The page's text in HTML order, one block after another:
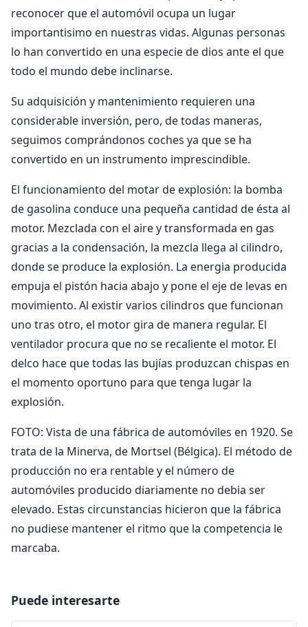
reconocer que el automóvil ocupa un lugar
importantisimo en nuestras vidas. Algunas personas
lo han convertido en una especie de dios ante el que
todo el mundo debe inclinarse.
Su adquisición y mantenimiento requieren una
considerable inversión, pero, de todas maneras,
seguimos comprándonos coches ya que se ha
convertido en un instrumento imprescindible.
El funcionamiento del motar de explosión: la bomba
de gasolina conduce una pequeña cantidad de ésta al
motor. Mezclada con el aire y transformada en gas
gracias a la condensación, la mezcla llega al cilindro,
donde se produce la explosión. La energia producida
empuja el pistón hacia abajo y pone el eje de levas en
movimiento. Al existir varios cilindros que funcionan
uno tras otro, el motor gira de manera regular. El
ventilador procura que no se recaliente el motor. El
delco hace que todas las bujías produzcan chispas en
el momento oportuno para que tenga lugar la
explosión.
FOTO: Vista de una fábrica de automóviles en 1920. Se
trata de la Minerva, de Mortsel (Bélgica). El método de
producción no era rentable y el número de
automóviles producido diariamente no debia ser
elevado. Estas circunstancias hicieron que la fábrica
no pudiese mantener el ritmo que la competencia le
marcaba.
Puede interesarte